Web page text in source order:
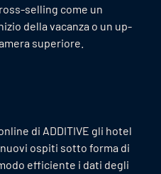
selling come un
della vacanza o un up-
superiore.
di ADDITIVE gli hotel
ospiti sotto forma di
efficiente i dati degli